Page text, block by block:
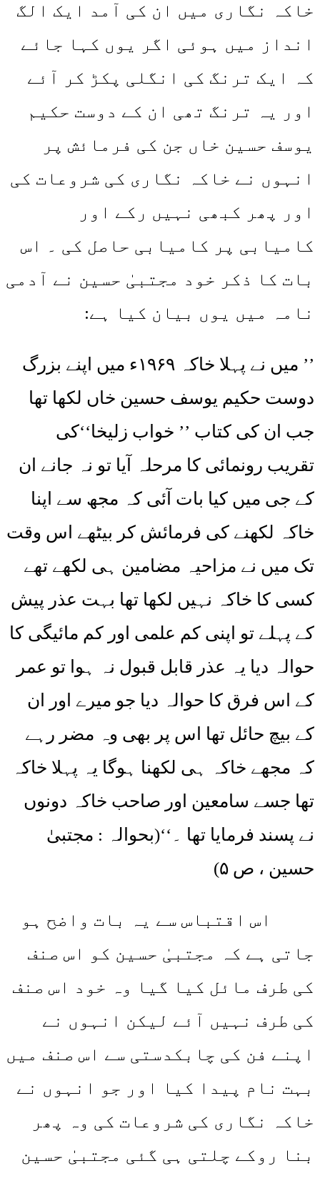
خاکہ نگاری میں ان کی آمد ایک الگ
انداز میں ہوئی اگر یوں کہا جائے
کہ ایک ترنگ کی انگلی پکڑ کر آئے
اور یہ ترنگ تھی ان کے دوست حکیم
یوسف حسین خاں جن کی فرمائش پر
انہوں نے خاکہ نگاری کی شروعات کی
اور پھر کبھی نہیں رکے اور
کامیابی پر کامیابی حاصل کی ۔ اس
بات کا ذکر خود مجتبیٰ حسین نے آدمی
نامہ میں یوں بیان کیا ہے:
’’ میں نے پہلا خاکہ ۱۹۶۹ء میں اپنے بزرگ
دوست حکیم یوسف حسین خاں لکھا تھا
جب ان کی کتاب ’’ خواب زلیخا‘‘کی
تقریب رونمائی کا مرحلہ آیا تو نہ جانے ان
کے جی میں کیا بات آئی کہ مجھ سے اپنا
خاکہ لکھنے کی فرمائش کر بیٹھے اس وقت
تک میں نے مزاحیہ مضامین ہی لکھے تھے
کسی کا خاکہ نہیں لکھا تھا بہت عذر پیش
کے پہلے تو اپنی کم علمی اور کم مائیگی کا
حوالہ دیا یہ عذر قابل قبول نہ ہوا تو عمر
کے اس فرق کا حوالہ دیا جو میرے اور ان
کے بیچ حائل تھا اس پر بھی وہ مضر رہے
کہ مجھے خاکہ ہی لکھنا ہوگا یہ پہلا خاکہ
تھا جسے سامعین اور صاحب خاکہ دونوں
نے پسند فرمایا تھا ۔‘‘(بحوالہ : مجتبیٰ
حسین ، ص ۵)
اس اقتباس سے یہ بات واضح ہو
جاتی ہے کہ مجتبیٰ حسین کو اس صنف
کی طرف مائل کیا گیا وہ خود اس صنف
کی طرف نہیں آئے لیکن انہوں نے
اپنے فن کی چابکدستی سے اس صنف میں
بہت نام پیدا کیا اور جو انہوں نے
خاکہ نگاری کی شروعات کی وہ پھر
بنا روکے چلتی ہی گئی مجتبیٰ حسین